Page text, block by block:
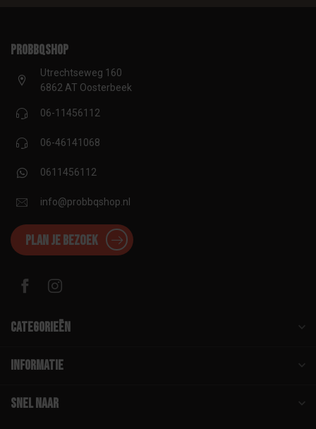
proBBQshop
Utrechtseweg 160
6862 AT Oosterbeek
06-11456112
06-46141068
0611456112
info@probbqshop.nl
Plan je bezoek
Categorieën
Informatie
Snel naar